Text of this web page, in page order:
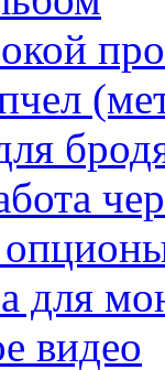
для
видео